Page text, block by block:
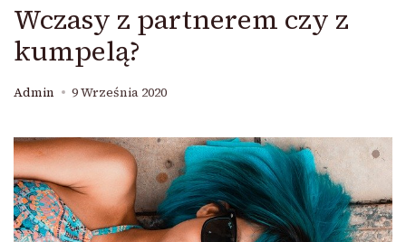
Wczasy z partnerem czy z
kumpelą?
Admin 9 Września 2020